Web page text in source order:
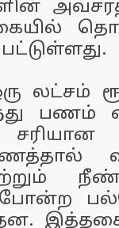
லட்சம்
பணம்
மற்றும்